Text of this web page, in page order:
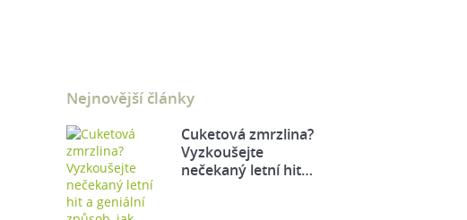
Nejnovější články
Cuketová zmrzlina?
Vyzkoušejte
nečekaný letní hit…